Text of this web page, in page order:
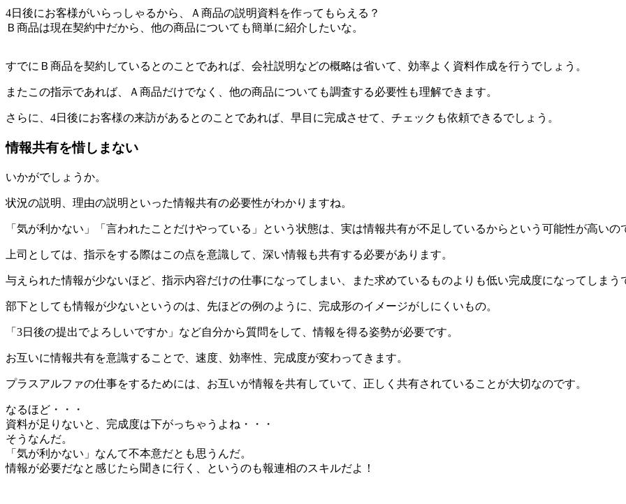
4日後にお客様がいらっしゃるから、Ａ商品の説明資料を作ってもらえる？
Ｂ商品は現在契約中だから、他の商品についても簡単に紹介したいな。
すでにＢ商品を契約しているとのことであれば、会社説明などの概略は省いて、効率よく資料作成を行うでしょう。
またこの指示であれば、Ａ商品だけでなく、他の商品についても調査する必要性も理解できます。
さらに、4日後にお客様の来訪があるとのことであれば、早目に完成させて、チェックも依頼できるでしょう。
情報共有を惜しまない
いかがでしょうか。
状況の説明、理由の説明といった情報共有の必要性がわかりますね。
「気が利かない」「言われたことだけやっている」という状態は、実は情報共有が不足しているからという可能性が高いの
上司としては、指示をする際はこの点を意識して、深い情報も共有する必要があります。
与えられた情報が少ないほど、指示内容だけの仕事になってしまい、また求めているものよりも低い完成度になってしまう
部下としても情報が少ないというのは、先ほどの例のように、完成形のイメージがしにくいもの。
「3日後の提出でよろしいですか」など自分から質問をして、情報を得る姿勢が必要です。
お互いに情報共有を意識することで、速度、効率性、完成度が変わってきます。
プラスアルファの仕事をするためには、お互いが情報を共有していて、正しく共有されていることが大切なのです。
なるほど・・・
資料が足りないと、完成度は下がっちゃうよね・・・
そうなんだ。
「気が利かない」なんて不本意だとも思うんだ。
情報が必要だなと感じたら聞きに行く、というのも報連相のスキルだよ！